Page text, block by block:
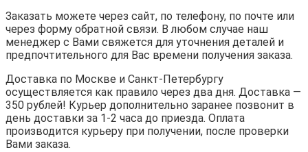
Заказать можете через сайт, по телефону, по почте или
через форму обратной связи. В любом случае наш
менеджер с Вами свяжется для уточнения деталей и
предпочтительного для Вас времени получения заказа.
Доставка по Москве и Санкт-Петербургу
осуществляется как правило через два дня. Доставка —
350 рублей! Курьер дополнительно заранее позвонит в
день доставки за 1-2 часа до приезда. Оплата
производится курьеру при получении, после проверки
Вами заказа.